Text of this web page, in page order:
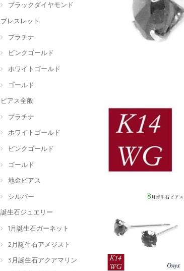
ブラックダイヤモンド
ブレスレット
プラチナ
ピンクゴールド
ホワイトゴールド
ゴールド
ピアス全般
プラチナ
ホワイトゴールド
ピンクゴールド
ゴールド
地金ピアス
シルバー
誕生石ジュエリー
1月誕生石ガーネット
2月誕生石アメジスト
3月誕生石アクアマリン